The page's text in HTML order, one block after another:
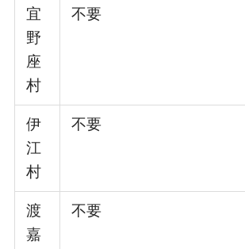
宜
野
座
村
不要
伊
江
村
不要
渡
嘉
不要